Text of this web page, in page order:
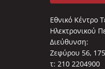
Εθνικό Κέντρο
Ηλεκτρονικού
Διεύθυνση:
Ζεφύρου 56,
τ: 210 2204900